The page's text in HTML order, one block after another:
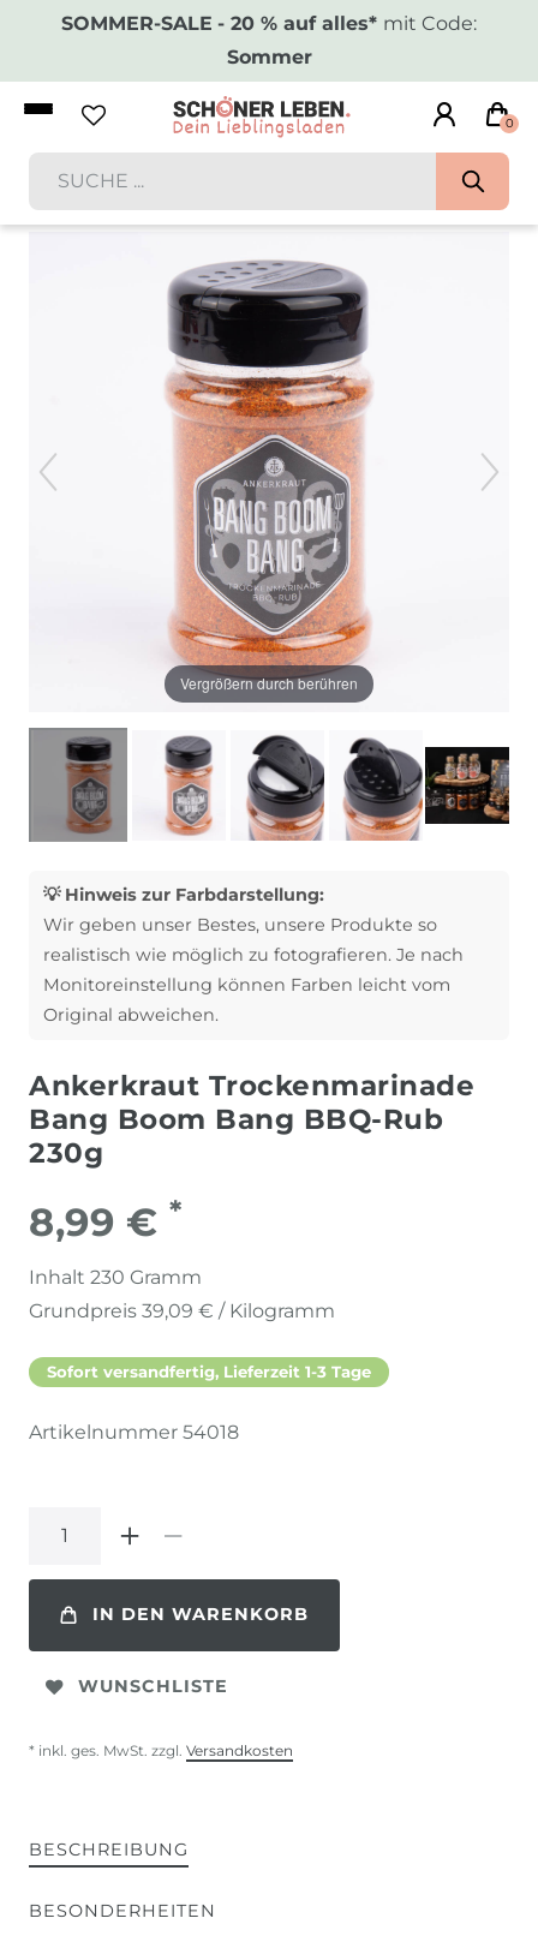
SOMMER-SALE - 20 % auf alles* mit Code:
Sommer
0
Vergrößern durch berühren
💡 Hinweis zur Farbdarstellung:
Wir geben unser Bestes, unsere Produkte so
realistisch wie möglich zu fotografieren. Je nach
Monitoreinstellung können Farben leicht vom
Original abweichen.
Ankerkraut Trockenmarinade
Bang Boom Bang BBQ-Rub
230g
8,99 € *
Inhalt 230 Gramm
Grundpreis 39,09 € / Kilogramm
Sofort versandfertig, Lieferzeit 1-3 Tage
Artikelnummer 54018
IN DEN WARENKORB
WUNSCHLISTE
* inkl. ges. MwSt. zzgl. Versandkosten
BESCHREIBUNG
BESONDERHEITEN